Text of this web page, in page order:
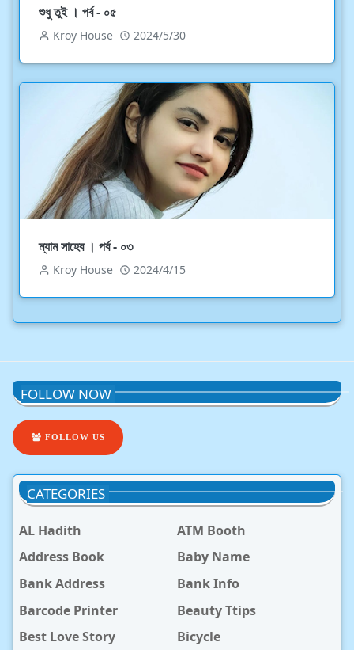
শুধু তুই । পর্ব - ০৫
Kroy House 2024/5/30
ম্যাম সাহেব । পর্ব - ০৩
Kroy House 2024/4/15
FOLLOW NOW
FOLLOW US
CATEGORIES
AL Hadith
ATM Booth
Address Book
Baby Name
Bank Address
Bank Info
Barcode Printer
Beauty Ttips
Best Love Story
Bicycle